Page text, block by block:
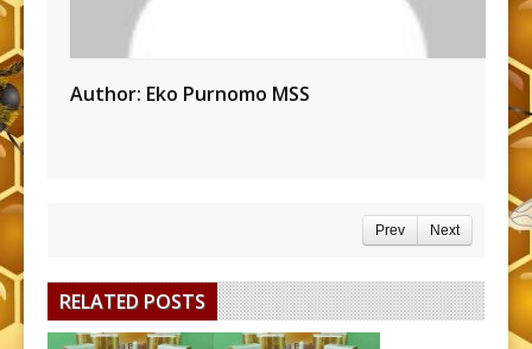
Author: Eko Purnomo MSS
Prev Next
RELATED POSTS